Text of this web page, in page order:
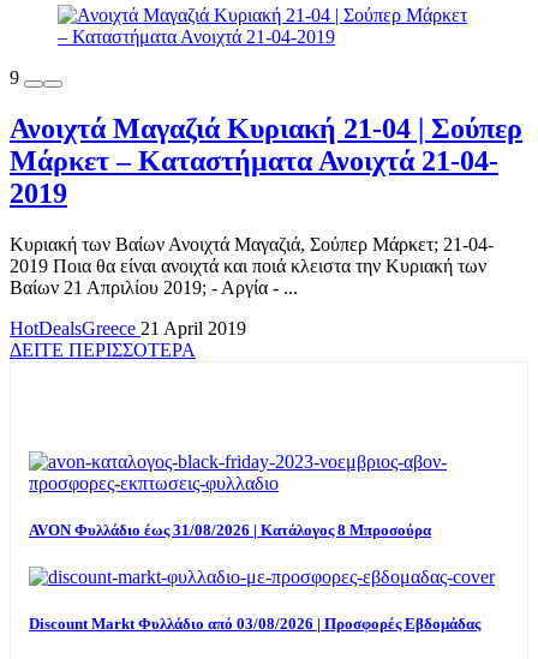
9
Ανοιχτά Μαγαζιά Κυριακή 21-04 | Σούπερ
Μάρκετ – Καταστήματα Ανοιχτά 21-04-
2019
Κυριακή των Βαίων Ανοιχτά Μαγαζιά, Σούπερ Μάρκετ; 21-04-
2019 Ποια θα είναι ανοιχτά και ποιά κλειστα την Κυριακή των
Βαίων 21 Απριλίου 2019; - Αργία - ...
HotDealsGreece 21 April 2019
ΔΕΙΤΕ ΠΕΡΙΣΣΟΤΕΡΑ
AVON Φυλλάδιο έως 31/08/2026 | Κατάλογος 8 Μπροσούρα
Discount Markt Φυλλάδιο από 03/08/2026 | Προσφορές Εβδομάδας